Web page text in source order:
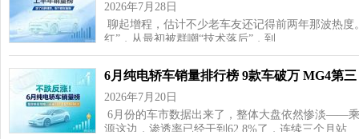
2026年7月28日
聊起增程，估计不少老车友还记得前两年那波热
红”，从最初被群嘲“技术落后”，到…
6月纯电轿车销量排行榜 9款车破万 MG4第三
2026年7月20日
6月份的车市数据出来了，整体大盘依然惨淡——
源这边，渗透率已经干到62.8%了，连续三个月站…